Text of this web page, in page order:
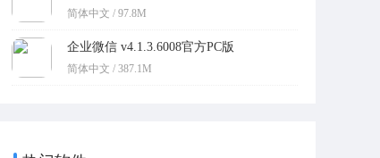
简体中文 / 97.8M
企业微信 v4.1.3.6008官方PC版
简体中文 / 387.1M